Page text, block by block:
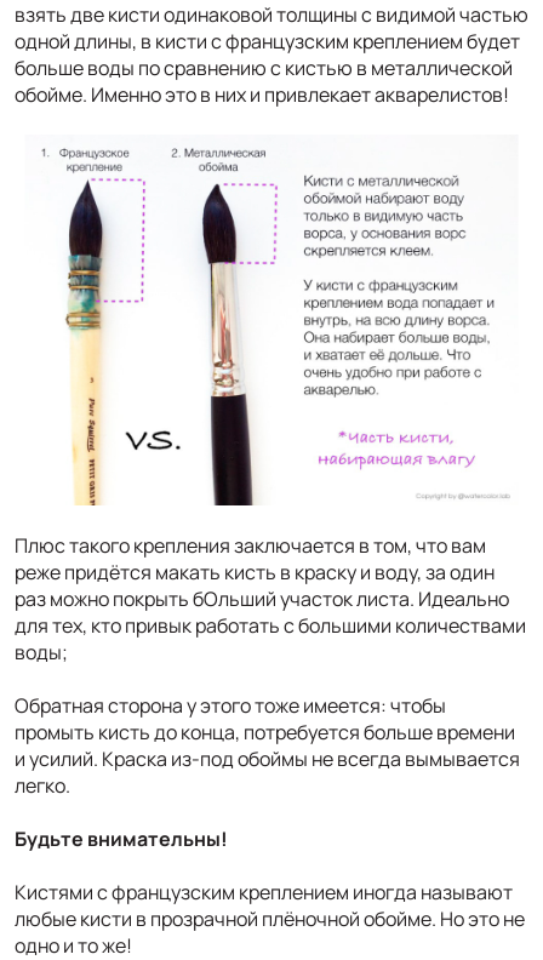
взять две кисти одинаковой толщины с видимой частью
одной длины, в кисти с французским креплением будет
больше воды по сравнению с кистью в металлической
обойме. Именно это в них и привлекает акварелистов!
Плюс такого крепления заключается в том, что вам
реже придётся макать кисть в краску и воду, за один
раз можно покрыть бОльший участок листа. Идеально
для тех, кто привык работать с большими количествами
воды;
Обратная сторона у этого тоже имеется: чтобы
промыть кисть до конца, потребуется больше времени
и усилий. Краска из-под обоймы не всегда вымывается
легко.
Будьте внимательны!
Кистями с французским креплением иногда называют
любые кисти в прозрачной плёночной обойме. Но это не
одно и то же!